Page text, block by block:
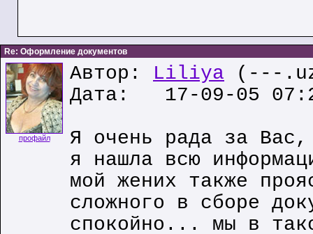
Re: Оформление документов
профайл
Автор: Liliya (---
Дата: 17-09-05
Я очень рада за
я нашла всю
мой жених также
сложного в сборе
спокойно... мы в